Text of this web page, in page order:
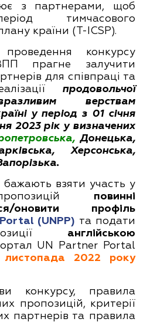
з партнерами, щоб
тимчасового
країни (T- ICSP).
конкурсу
прагне залучити
для співпраці та
продовольчої
верствам
у період з 01 січня
2023 рік у визначених
Донецька,
Херсонська,
бажають взяти участь у
повинні
оновити профіль
(UNPP) та подати
англійською
UN
Partner Portal
листопада 2022 року
конкурсу, правила
пропозицій, критерії
партнерів та правила